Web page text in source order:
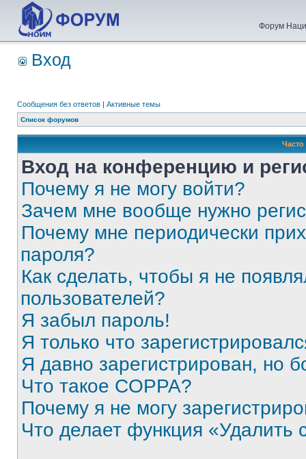
Форум
Вход
Сообщения без ответов | Активные темы
Список форумов
Вход на конференцию и
Почему я не могу войти?
Зачем мне вообще нужно
Почему мне периодически
пароля?
Как сделать, чтобы я не
пользователей?
Я забыл пароль!
Я только что
Я давно зарегистрирован, но
Что такое COPPA?
Почему я не могу
Что делает функция «Удалить